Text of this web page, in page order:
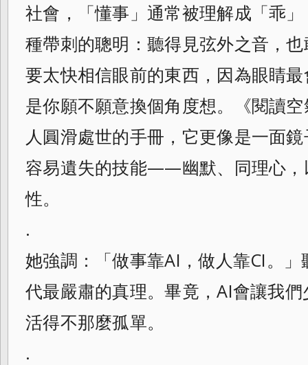
社會，「懂事」通常被理解成「乖
種帶刺的聰明：聽得見弦外之音，
要太快相信眼前的東西，因為眼睛
是你願不願意換個角度想。《閱讀
人圓滑處世的手冊，它更像是一面
容易遺失的技能——幽默、同理心，
性。
.
她強調：「做事靠AI，做人靠CI。
代最嚴肅的真理。畢竟，AI會讓我
活得不那麼孤單。
.